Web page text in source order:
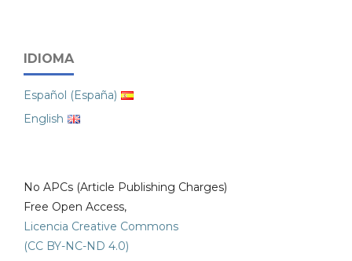
IDIOMA
Español (España)
English
No APCs (Article Publishing Charges)
Free Open Access,
Licencia Creative Commons
(CC BY-NC-ND 4.0)